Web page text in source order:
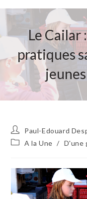
Le Cailar
pratiques
Auteur/autrice
de
Paul-Edouard
PostA la Une / D'une